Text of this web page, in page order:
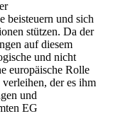
beisteuern und sich
stützen. Da der
auf diesem
und nicht
europäische Rolle
der es ihm
und
EG